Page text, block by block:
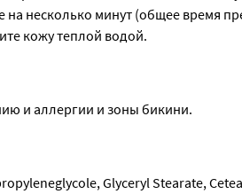
на несколько минут (общее время
кожу теплой водой.
и аллергии и зоны бикини.
Glyceryl Stearate,